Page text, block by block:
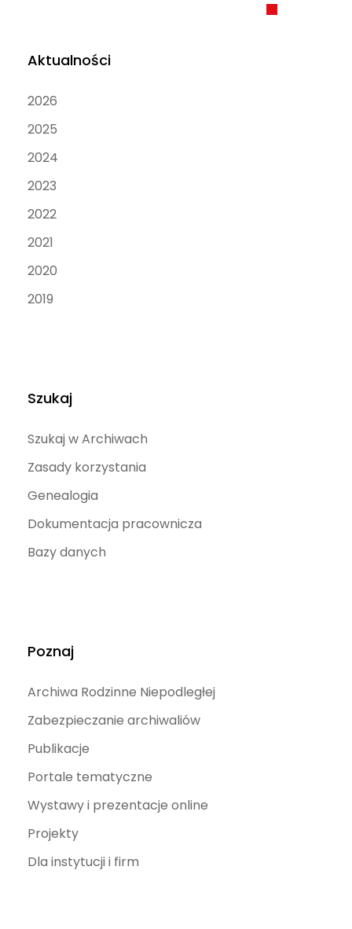
Aktualności
2026
2025
2024
2023
2022
2021
2020
2019
Szukaj
Szukaj w Archiwach
Zasady korzystania
Genealogia
Dokumentacja pracownicza
Bazy danych
Poznaj
Archiwa Rodzinne Niepodległej
Zabezpieczanie archiwaliów
Publikacje
Portale tematyczne
Wystawy i prezentacje online
Projekty
Dla instytucji i firm